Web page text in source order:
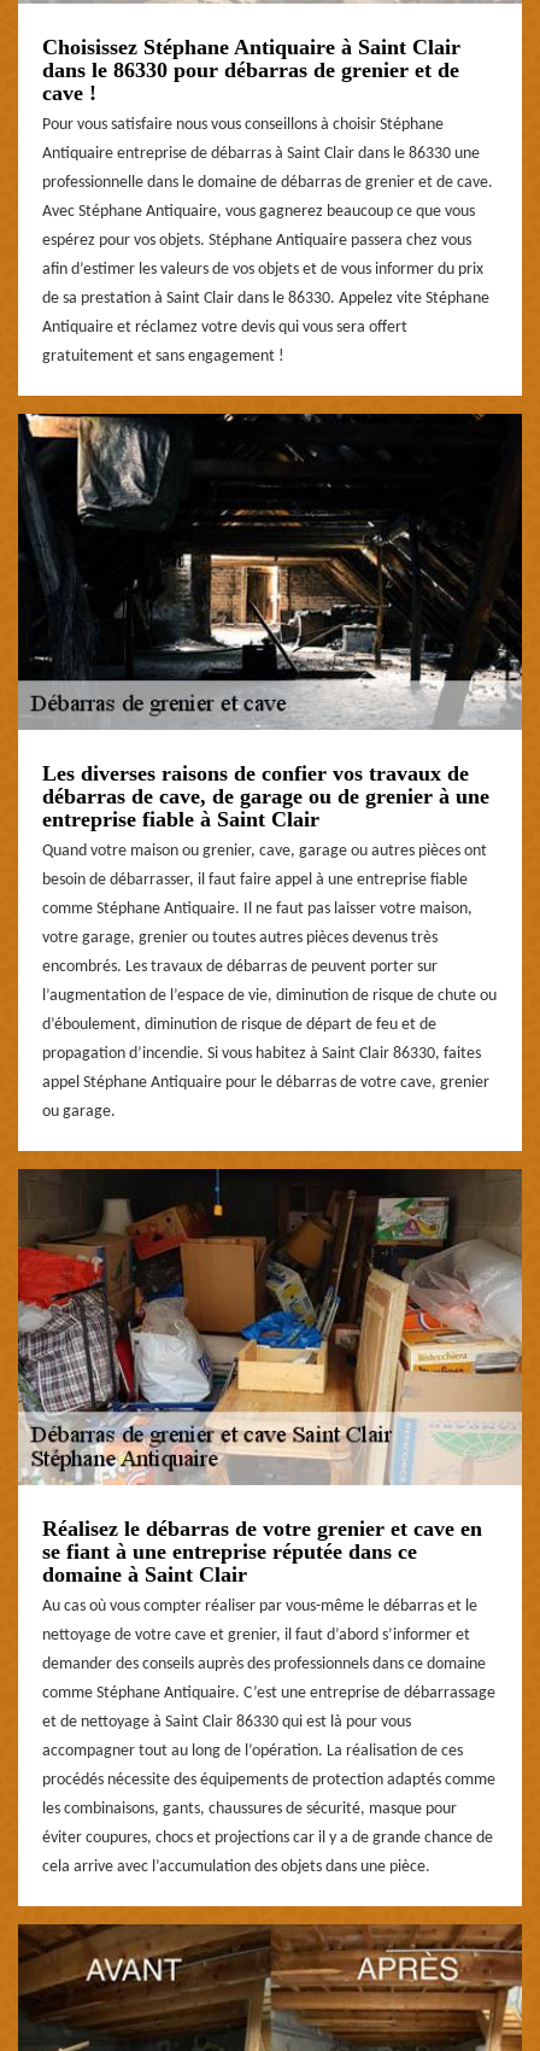
Choisissez Stéphane Antiquaire à Saint Clair
dans le 86330 pour débarras de grenier et de
cave !
Pour vous satisfaire nous vous conseillons à choisir Stéphane
Antiquaire entreprise de débarras à Saint Clair dans le 86330 une
professionnelle dans le domaine de débarras de grenier et de cave.
Avec Stéphane Antiquaire, vous gagnerez beaucoup ce que vous
espérez pour vos objets. Stéphane Antiquaire passera chez vous
afin d’estimer les valeurs de vos objets et de vous informer du prix
de sa prestation à Saint Clair dans le 86330. Appelez vite Stéphane
Antiquaire et réclamez votre devis qui vous sera offert
gratuitement et sans engagement !
Les diverses raisons de confier vos travaux de
débarras de cave, de garage ou de grenier à une
entreprise fiable à Saint Clair
Quand votre maison ou grenier, cave, garage ou autres pièces ont
besoin de débarrasser, il faut faire appel à une entreprise fiable
comme Stéphane Antiquaire. Il ne faut pas laisser votre maison,
votre garage, grenier ou toutes autres pièces devenus très
encombrés. Les travaux de débarras de peuvent porter sur
l’augmentation de l’espace de vie, diminution de risque de chute ou
d’éboulement, diminution de risque de départ de feu et de
propagation d’incendie. Si vous habitez à Saint Clair 86330, faites
appel Stéphane Antiquaire pour le débarras de votre cave, grenier
ou garage.
Réalisez le débarras de votre grenier et cave en
se fiant à une entreprise réputée dans ce
domaine à Saint Clair
Au cas où vous compter réaliser par vous-même le débarras et le
nettoyage de votre cave et grenier, il faut d’abord s’informer et
demander des conseils auprès des professionnels dans ce domaine
comme Stéphane Antiquaire. C’est une entreprise de débarrassage
et de nettoyage à Saint Clair 86330 qui est là pour vous
accompagner tout au long de l’opération. La réalisation de ces
procédés nécessite des équipements de protection adaptés comme
les combinaisons, gants, chaussures de sécurité, masque pour
éviter coupures, chocs et projections car il y a de grande chance de
cela arrive avec l’accumulation des objets dans une pièce.